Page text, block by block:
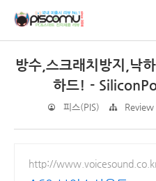
방수,스크래치방지,낙
하드! -
피스(PIS) Review
http://